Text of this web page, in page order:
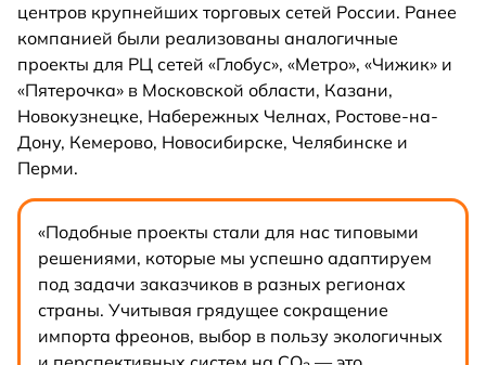
центров крупнейших торговых сетей России. Ранее
компанией были реализованы аналогичные
проекты для РЦ сетей «Глобус», «Метро», «Чижик» и
«Пятерочка» в Московской области, Казани,
Новокузнецке, Набережных Челнах, Ростове-на-
Дону, Кемерово, Новосибирске, Челябинске и
Перми.
«Подобные проекты стали для нас типовыми
решениями, которые мы успешно адаптируем
под задачи заказчиков в разных регионах
страны. Учитывая грядущее сокращение
импорта фреонов, выбор в пользу экологичных